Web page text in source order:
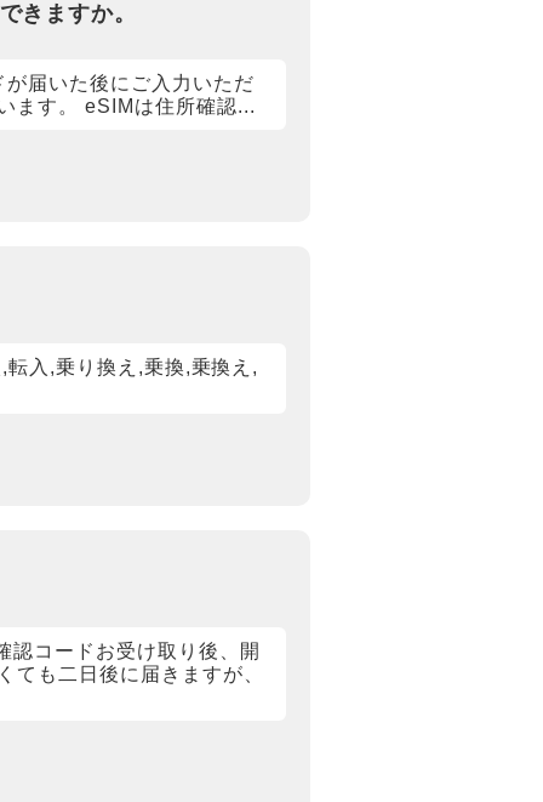
きますか。
届いた後にご入力いただ
ます。 eSIMは住所確認...
入,乗り換え,乗換,乗換え,
認コードお受け取り後、開
ても二日後に届きますが、